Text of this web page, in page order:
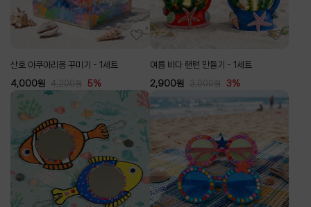
산호 아쿠아리움 꾸미기 - 1세트
4,000원 4,200원 5%
여름 바다 랜턴 만들기 - 1세트
2,900원 3,000원 3%